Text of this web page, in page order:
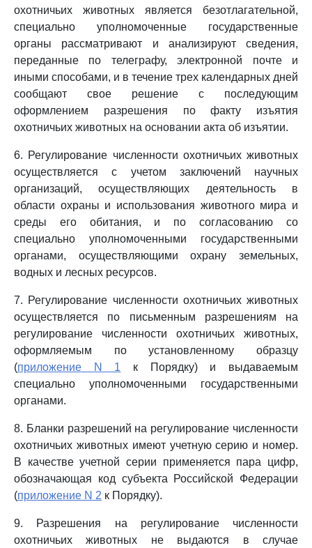
охотничьих животных является безотлагательной,
специально уполномоченные государственные
органы рассматривают и анализируют сведения,
переданные по телеграфу, электронной почте и
иными способами, и в течение трех календарных дней
сообщают свое решение с последующим
оформлением разрешения по факту изъятия
охотничьих животных на основании акта об изъятии.
6. Регулирование численности охотничьих животных
осуществляется с учетом заключений научных
организаций, осуществляющих деятельность в
области охраны и использования животного мира и
среды его обитания, и по согласованию со
специально уполномоченными государственными
органами, осуществляющими охрану земельных,
водных и лесных ресурсов.
7. Регулирование численности охотничьих животных
осуществляется по письменным разрешениям на
регулирование численности охотничьих животных,
оформляемым по установленному образцу
(приложение N 1 к Порядку) и выдаваемым
специально уполномоченными государственными
органами.
8. Бланки разрешений на регулирование численности
охотничьих животных имеют учетную серию и номер.
В качестве учетной серии применяется пара цифр,
обозначающая код субъекта Российской Федерации
(приложение N 2 к Порядку).
9. Разрешения на регулирование численности
охотничьих животных не выдаются в случае